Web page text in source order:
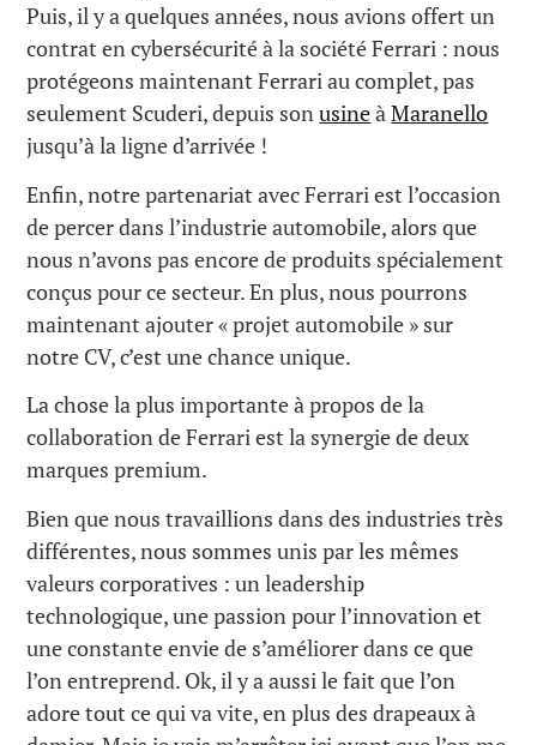
Puis, il y a quelques années, nous avions offert un
contrat en cybersécurité à la société Ferrari : nous
protégeons maintenant Ferrari au complet, pas
seulement Scuderi, depuis sonusineàMaranello
jusqu’à la ligne d’arrivée !
Enfin, notre partenariat avec Ferrari est l’occasion
de percer dans l’industrie automobile, alors que
nous n’avons pas encore de produits spécialement
conçus pour ce secteur. En plus, nous pourrons
maintenant ajouter « projet automobile » sur
notre CV, c’est une chance unique.
La chose la plus importante à propos de la
collaboration de Ferrari est la synergie de deux
marques premium.
Bien que nous travaillions dans des industries très
différentes, nous sommes unis par les mêmes
valeurs corporatives : un leadership
technologique, une passion pour l’innovation et
une constante envie de s’améliorer dans ce que
l’on entreprend. Ok, il y a aussi le fait que l’on
adore tout ce qui va vite, en plus des drapeaux à